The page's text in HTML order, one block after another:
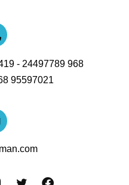
-24497789 968+
95597021